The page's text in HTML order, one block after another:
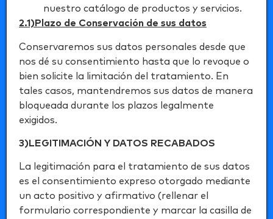
nuestro catálogo de productos y servicios.
2.1)Plazo de Conservación de sus datos
Conservaremos sus datos personales desde que
nos dé su consentimiento hasta que lo revoque o
bien solicite la limitación del tratamiento. En
tales casos, mantendremos sus datos de manera
bloqueada durante los plazos legalmente
exigidos.
3)LEGITIMACIÓN Y DATOS RECABADOS
La legitimación para el tratamiento de sus datos
es el consentimiento expreso otorgado mediante
un acto positivo y afirmativo (rellenar el
formulario correspondiente y marcar la casilla de